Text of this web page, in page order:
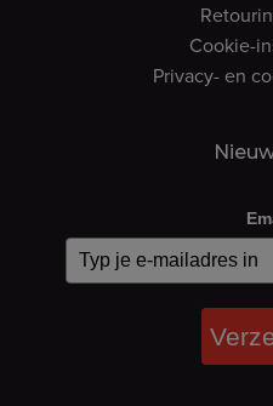
Cookie-
Privacy- en